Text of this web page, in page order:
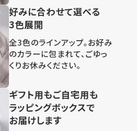
好みに合わせて選べる
3色展開
全3色のラインアップ。お好み
のカラーに包まれて、ごゆっ
くりお休みください。
ギフト用もご自宅用も
ラッピングボックスで
お届けします